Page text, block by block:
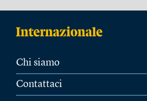
Chi siamo
Contattaci